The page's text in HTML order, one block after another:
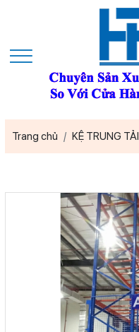
Trang chủ KỆ TRUNG TẢI